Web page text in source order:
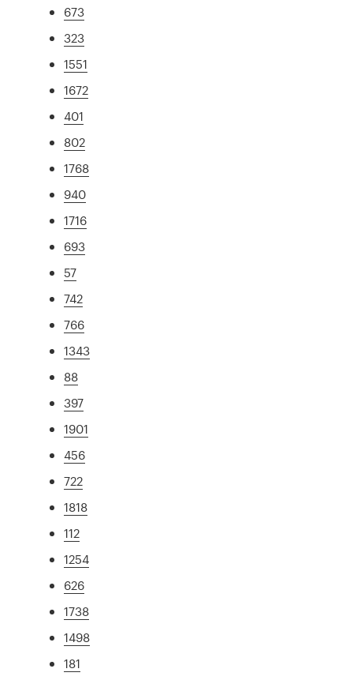
673
323
1551
1672
401
802
1768
940
1716
693
57
742
766
1343
88
397
1901
456
722
1818
112
1254
626
1738
1498
181